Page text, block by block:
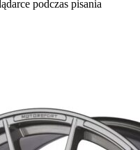
podczas pisania